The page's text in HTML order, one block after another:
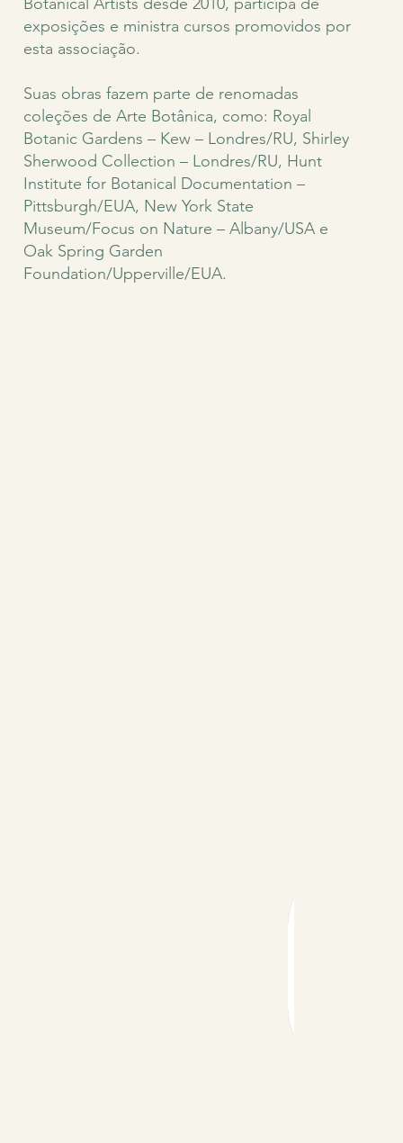
exposições e ministra cursos promovidos por
esta associação.
Suas obras fazem parte de renomadas
coleções de Arte Botânica, como: Royal
Botanic Gardens – Kew – Londres/RU, Shirley
Sherwood Collection – Londres/RU, Hunt
Institute for Botanical Documentation –
Pittsburgh/EUA, New York State
Museum/Focus on Nature – Albany/USA e
Oak Spring Garden
Foundation/Upperville/EUA.